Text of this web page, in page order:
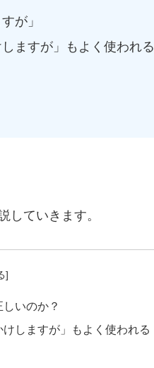
が」
ますが」もよく使われる
していきます。
いのか？
しますが」もよく使われる